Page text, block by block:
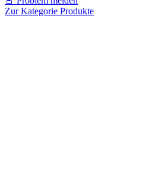
Zur Kategorie Produkte